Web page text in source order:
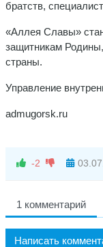
братств,
«Аллея Славы»
защитникам
страны.
Управление
admugorsk.ru
-2
1 комментарий
Написать